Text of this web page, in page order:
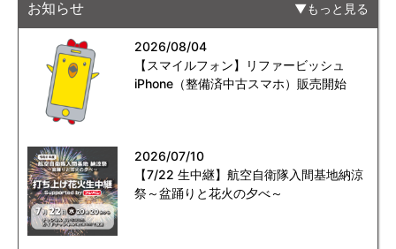
お知らせ もっと見る
2026/08/04
【スマイルフォン】リファービッシュ
iPhone（整備済中古スマホ）販売開始
2026/07/10
【7/22 生中継】航空自衛隊入間基地納涼
祭～盆踊りと花火の夕べ～